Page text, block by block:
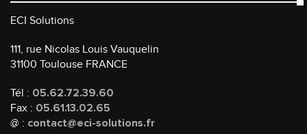
ECI Solutions
111, rue Nicolas Louis Vauquelin
31100 Toulouse FRANCE
Tél : 05.62.72.39.60
Fax : 05.61.13.02.65
@ : contact@eci-solutions.fr